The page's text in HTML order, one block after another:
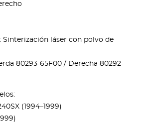
Sinterización láser con polvo de
80293-65F00 / Derecha 80292-
(1994–1999)